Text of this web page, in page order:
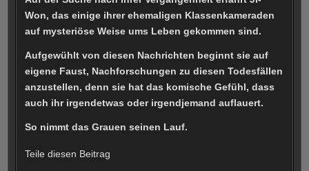
Won, das einige ihrer ehemaligen Klassenkameraden
auf mysteriöse Weise ums Leben gekommen sind.
Aufgewühlt von diesen Nachrichten beginnt sie auf
eigene Faust, Nachforschungen zu diesen Todesfällen
anzustellen, denn sie hat das komische Gefühl, dass
auch ihr irgendetwas oder irgendjemand auflauert.
So nimmt das Grauen seinen Lauf.
Teile diesen Beitrag